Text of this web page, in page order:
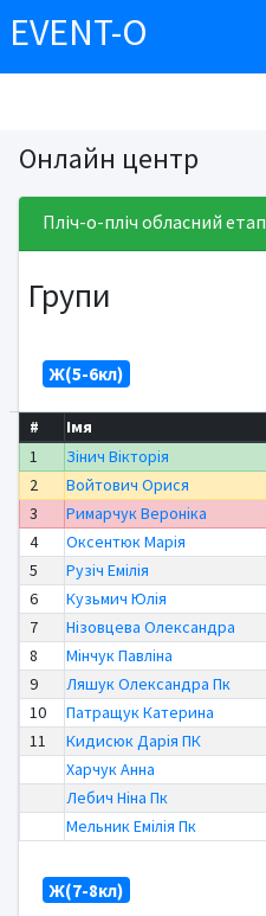
EVENT-O
Онлайн центр
Пліч-о-пліч обласний етап
Групи
Ж(5-6кл)
# Імя
1
Зінич Вікторія
2
Войтович Орися
3
Римарчук Вероніка
4
Оксентюк Марія
5
Рузіч Емілія
6
Кузьмич Юлія
7
Нізовцева Олександра
8
Мінчук Павліна
9
Ляшук Олександра Пк
10
Патращук Катерина
11
Кидисюк Дарія ПК
Харчук Анна
Лебич Ніна Пк
Мельник Емілія Пк
Ж(7-8кл)